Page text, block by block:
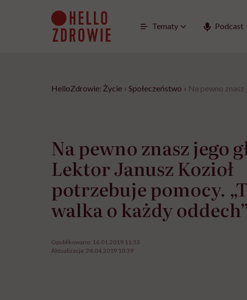
Tematy Podcast
HelloZdrowie: Życie › Społeczeństwo › Na pewno
Na pewno znasz jego
Lektor Janusz Kozioł
potrzebuje pomocy.
walka o każdy oddech”
Opublikowano: 16.01.2019 11:53
Aktualizacja: 24.04.2019 10:39